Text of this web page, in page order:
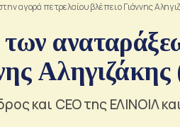
αγορά πετρελαίου βλέπει ο Γιάννης
και CEO της ΕΛΙΝΟΙΛ